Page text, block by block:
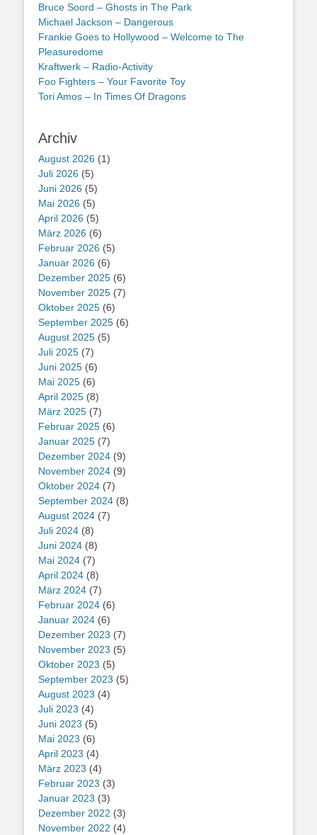
Bruce Soord – Ghosts in The Park
Michael Jackson – Dangerous
Frankie Goes to Hollywood – Welcome to The
Pleasuredome
Kraftwerk – Radio-Activity
Foo Fighters – Your Favorite Toy
Tori Amos – In Times Of Dragons
Archiv
August 2026 (1)
Juli 2026 (5)
Juni 2026 (5)
Mai 2026 (5)
April 2026 (5)
März 2026 (6)
Februar 2026 (5)
Januar 2026 (6)
Dezember 2025 (6)
November 2025 (7)
Oktober 2025 (6)
September 2025 (6)
August 2025 (5)
Juli 2025 (7)
Juni 2025 (6)
Mai 2025 (6)
April 2025 (8)
März 2025 (7)
Februar 2025 (6)
Januar 2025 (7)
Dezember 2024 (9)
November 2024 (9)
Oktober 2024 (7)
September 2024 (8)
August 2024 (7)
Juli 2024 (8)
Juni 2024 (8)
Mai 2024 (7)
April 2024 (8)
März 2024 (7)
Februar 2024 (6)
Januar 2024 (6)
Dezember 2023 (7)
November 2023 (5)
Oktober 2023 (5)
September 2023 (5)
August 2023 (4)
Juli 2023 (4)
Juni 2023 (5)
Mai 2023 (6)
April 2023 (4)
März 2023 (4)
Februar 2023 (3)
Januar 2023 (3)
Dezember 2022 (3)
November 2022 (4)